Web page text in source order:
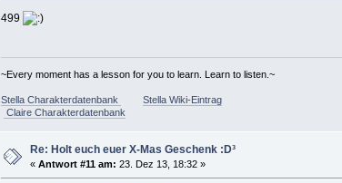
499
~Every moment has a lesson for you to learn. Learn to listen.~
Stella Charakterdatenbank
Stella Wiki-Eintrag
Claire Charakterdatenbank
Re: Holt euch euer X-Mas Geschenk :D³
«Antwort #11 am: 23. Dez 13, 18:32 »